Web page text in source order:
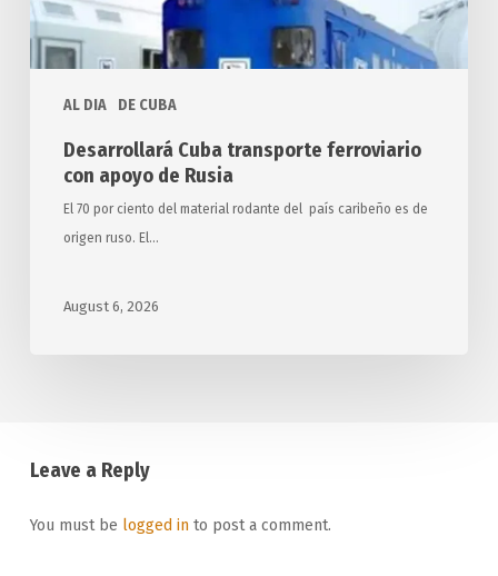
AL DIA DE CUBA
Desarrollará Cuba transporte ferroviario
con apoyo de Rusia
El 70 por ciento del material rodante del país caribeño es de
origen ruso. El…
August 6, 2026
Leave a Reply
You must be logged into post a comment.